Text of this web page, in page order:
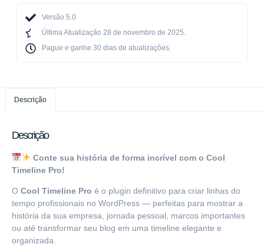
Versão 5.0
Última Atualização 28 de novembro de 2025.
Pague e ganhe 30 dias de atualizações.​
Descrição
Descrição
Conte sua história de forma incrível com o Cool
Timeline Pro!
O Cool Timeline Pro é o plugin definitivo para criar linhas do
tempo profissionais no WordPress — perfeitas para mostrar a
história da sua empresa, jornada pessoal, marcos importantes
ou até transformar seu blog em uma timeline elegante e
organizada.